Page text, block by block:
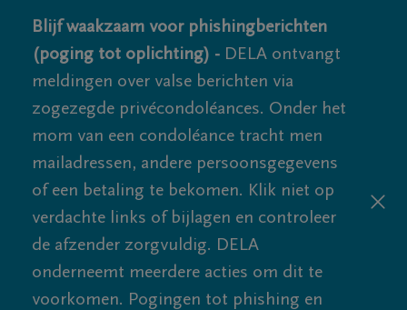
Blijf waakzaam voor phishingberichten
(poging tot oplichting) - DELA ontvangt
meldingen over valse berichten via
zogezegde privécondoléances. Onder het
mom van een condoléance tracht men
mailadressen, andere persoonsgegevens
of een betaling te bekomen. Klik niet op
verdachte links of bijlagen en controleer
de afzender zorgvuldig. DELA
onderneemt meerdere acties om dit te
voorkomen. Pogingen tot phishing en